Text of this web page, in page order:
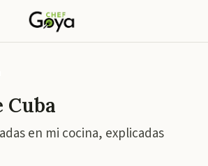
Cuba
en mi cocina, explicadas